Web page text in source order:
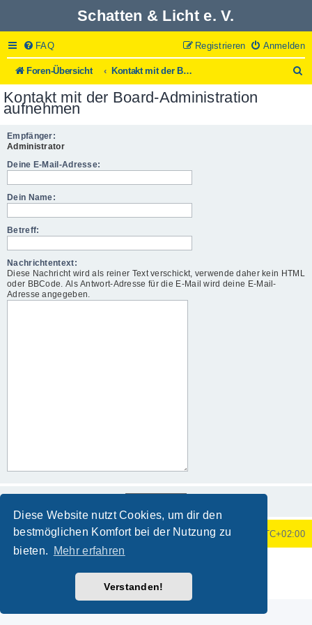
Diese Website nutzt Cookies, um dir den
bestmöglichen Komfort bei der Nutzung zu
bieten.
Mehr erfahren
Verstanden!
Schatten & Licht e. V.
FAQ Anmelden
Registrieren
Foren-Übersicht Kontakt mit der Board-Administration aufnehmen
u
Kontakt mit der Board-Administration
aufnehmen
Empfänger:
Administrator
Deine E-Mail-Adresse:
Dein Name:
Betreff:
Nachrichtentext:
Diese Nachricht wird als reiner Text verschickt, verwende daher kein HTML
oder BBCode. Als Antwort-Adresse für die E-Mail wird deine E-Mail-
Adresse angegeben.
Foren-Übersicht Alle Zeiten sind UTC+02:00
Deutsche Übersetzung durchphpBB.de
Datenschutz|Nutzungsbedingungen